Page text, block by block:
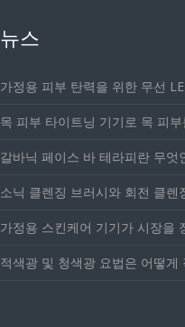
뉴스
가정용 피부 탄력을 위한 무선
목 피부 타이트닝 기기로 목 피
갈바닉 페이스 바 테라피란 무엇
소닉 클렌징 브러시와 회전 클렌
가정용 스킨케어 기기가 시장을
적색광 및 청색광 요법은 어떻게